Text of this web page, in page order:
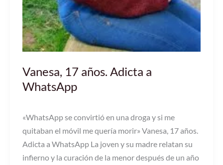
Vanesa, 17 años. Adicta a
WhatsApp
«WhatsApp se convirtió en una droga y si me
quitaban el móvil me quería morir» Vanesa, 17 años.
Adicta a WhatsApp La joven y su madre relatan su
infierno y la curación de la menor después de un año